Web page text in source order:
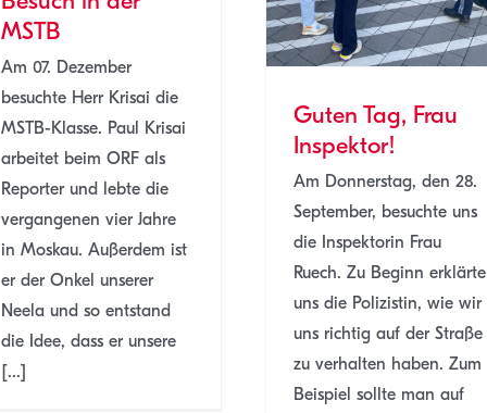
MSTB
Am 07. Dezember
besuchte Herr Krisai die
MSTB-Klasse. Paul Krisai
arbeitet beim ORF als
Reporter und lebte die
vergangenen vier Jahre
in Moskau. Außerdem ist
er der Onkel unserer
Neela und so entstand
die Idee, dass er unsere
[...]
Guten Tag, Frau
Inspektor!
Am Donnerstag, den 28.
September, besuchte uns
die Inspektorin Frau
Ruech. Zu Beginn erklärte
uns die Polizistin, wie wir
uns richtig auf der Straße
zu verhalten haben. Zum
Beispiel sollte man auf